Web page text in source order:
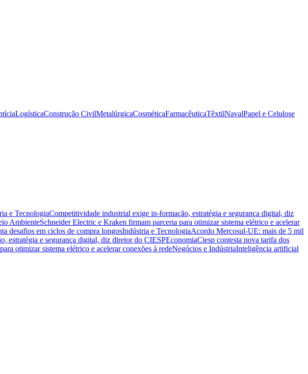
LogísticaConstrução CivilMetalúrgicaCosméticaFarmacêuticaTêxtilNavalPapel e Celulose
e TecnologiaCompetitividade industrial exige in-formação, estratégia e segurança digital, diz
AmbienteSchneider Electric e Kraken firmam parceria para otimizar sistema elétrico e acelerar
desafios em ciclos de compra longosIndústria e TecnologiaAcordo Mercosul-UE: mais de 5 mil
estratégia e segurança digital, diz diretor do CIESPEconomiaCiesp contesta nova tarifa dos
otimizar sistema elétrico e acelerar conexões à redeNegócios e IndústriaInteligência artificial